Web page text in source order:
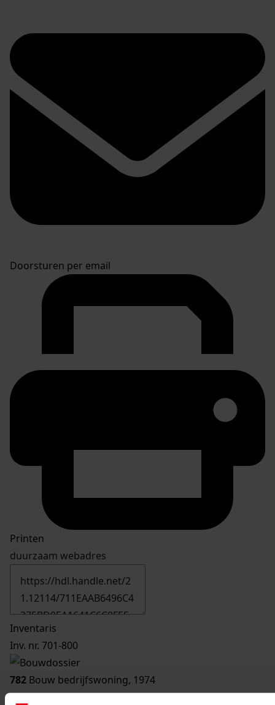
Doorsturen per email
Printen
duurzaam webadres
Inventaris
Inv. nr. 701-800
782 Bouw bedrijfswoning, 1974
Datering: